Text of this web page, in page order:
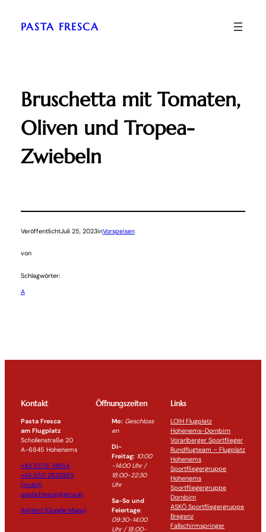
Inhalt
springen
PASTA FRESCA
Bruschetta mit Tomaten,
Oliven und Tropea-
Zwiebeln
VeröffentlichtJuli 25, 2023inVorspeisen
von
Schlagwörter:
A
Kontakt
Pasta Fresca
am Flugplatz
Schollenstraße 20
A-6845 Hohenems
+43 5576 74954
+43 650 2833263
(mobil)
pasta.fresca@gmx.at
Anfahrt (Google Maps)
Öffnungszeiten
Mo: Geschloss
en
Di-
Freitag: 10:00
-14:00 Uhr /
18:00-22:30
Uhr
Sa-So und
Feiertage:
09:30-14:00
Uhr / 18:00-
Links
LOIH Flugplatz
Hohenems-Dornbirn
Vorarlberger Sportflieger
Rundflugteam – Flugplatz
Hohenems
Sportfliegergruppe
Hohenems
Sportfliegergruppe
Dornbirn
ASKÖ Sportfliegergruppe
Bregenz
Fallschirmspringer